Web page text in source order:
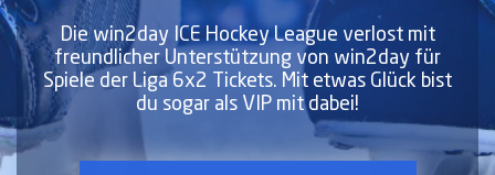
Die win2day ICE Hockey League verlost mit
freundlicher Unterstützung von win2day für
Spiele der Liga 6x2 Tickets. Mit etwas Glück bist
du sogar als VIP mit dabei!